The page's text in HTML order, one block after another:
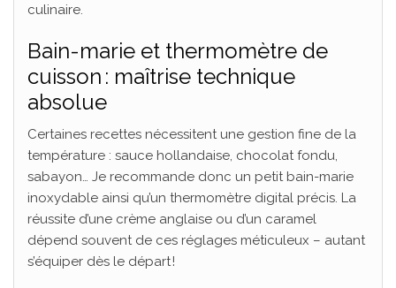
culinaire.
Bain-marie et thermomètre de
cuisson : maîtrise technique
absolue
Certaines recettes nécessitent une gestion fine de la
température : sauce hollandaise, chocolat fondu,
sabayon… Je recommande donc un petit bain-marie
inoxydable ainsi qu’un thermomètre digital précis. La
réussite d’une crème anglaise ou d’un caramel
dépend souvent de ces réglages méticuleux – autant
s’équiper dès le départ !